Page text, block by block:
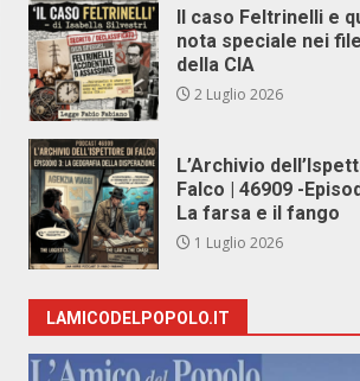
Il caso Feltrinelli e
nota speciale nei
della CIA
2 Luglio 2026
L’Archivio
Falco | 46909 -
La farsa e il fango
1 Luglio 2026
LAMICODELPOPOLO.IT